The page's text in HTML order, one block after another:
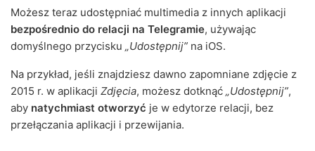
Możesz teraz udostępniać multimedia z innych aplikacji
bezpośrednio do relacji na Telegramie, używając
domyślnego przycisku „Udostępnij” na iOS.
Na przykład, jeśli znajdziesz dawno zapomniane zdjęcie z
2015 r. w aplikacji Zdjęcia, możesz dotknąć „Udostępnij”,
aby natychmiast otworzyć je w edytorze relacji, bez
przełączania aplikacji i przewijania.